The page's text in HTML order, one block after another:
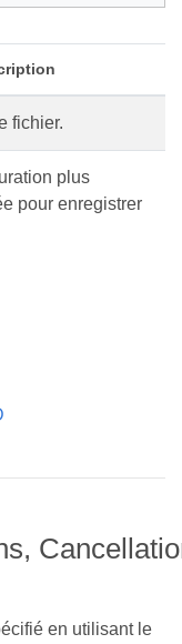
fichier.
plus
pour enregistrer
en utilisant le